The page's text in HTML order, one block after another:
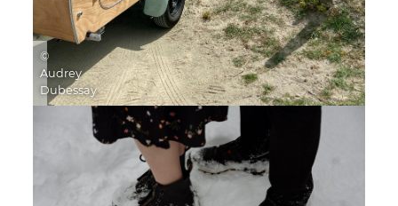
©
Audrey
Dubessay